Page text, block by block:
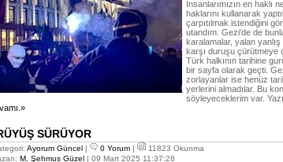
İnsanlarımızın en haklı
haklarını kullanarak
çarpıtılmak istendiğini
utandım. Gezi’de de
karalamalar, yalan
karşı duruşu çürütmeye
Türk halkının tarihine
bir sayfa olarak geçti.
zorlayanlar ise henüz
yerlerini almadılar. Bu
söyleyeceklerim var.
SÜRÜYOR
Ayorum Güncel | 0 Yorum |
11823 Okunma
M. Şehmus Güzel | 09 Mart 2025 11:37:28